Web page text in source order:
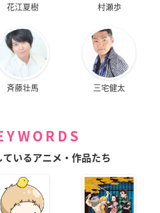
花江夏樹 村瀬歩
斉藤壮馬 三宅健太
いるアニメ・作品たち